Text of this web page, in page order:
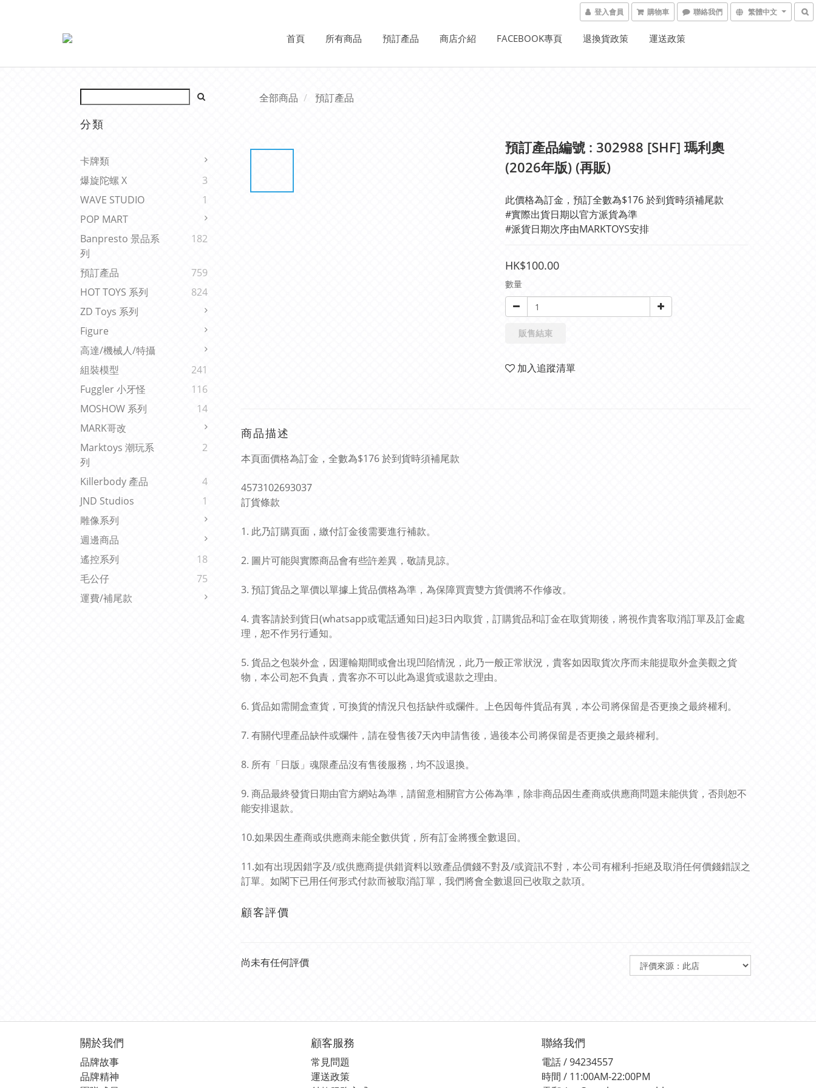
登入會員 購物車 聯絡我們 繁體中文
首頁 所有商品 預訂產品 商店介紹 FACEBOOK專頁 退換貨政策 運送政策
分類
卡牌類
爆旋陀螺 X
3
WAVE STUDIO
1
POP MART
Banpresto 景品系
列
182
預訂產品
759
HOT TOYS 系列
824
ZD Toys 系列
Figure
高達/機械人/特攝
組裝模型
241
Fuggler 小牙怪
116
MOSHOW 系列
14
MARK哥改
Marktoys 潮玩系
列
2
Killerbody 產品
4
JND Studios
1
雕像系列
週邊商品
遙控系列
18
毛公仔
75
運費/補尾款
全部商品 預訂產品
預訂產品編號 : 302988 [SHF] 瑪利奧
(2026年版) (再販)
此價格為訂金，預訂全數為$176 於到貨時須補尾款
#實際出貨日期以官方派貨為準
#派貨日期次序由MARKTOYS安排
HK$100.00
數量
販售結束
加入追蹤清單
商品描述
本頁面價格為訂金，全數為$176 於到貨時須補尾款
4573102693037
訂貨條款
1. 此乃訂購頁面，繳付訂金後需要進行補款。
2. 圖片可能與實際商品會有些許差異，敬請見諒。
3. 預訂貨品之單價以單據上貨品價格為準，為保障買賣雙方貨價將不作修改。
4. 貴客請於到貨日(whatsapp或電話通知日)起3日內取貨，訂購貨品和訂金在取貨期後，將視作貴客取消訂單及訂金處
理，恕不作另行通知。
5. 貨品之包裝外盒，因運輸期間或會出現凹陷情況，此乃一般正常狀況，貴客如因取貨次序而未能提取外盒美觀之貨
物，本公司恕不負責，貴客亦不可以此為退貨或退款之理由。
6. 貨品如需開盒查貨，可換貨的情況只包括缺件或爛件。上色因每件貨品有異，本公司將保留是否更換之最終權利。
7. 有關代理產品缺件或爛件，請在發售後7天內申請售後，過後本公司將保留是否更換之最終權利。
8. 所有「日版」魂限產品沒有售後服務，均不設退換。
9. 商品最終發貨日期由官方網站為準，請留意相關官方公佈為準，除非商品因生產商或供應商問題未能供貨，否則恕不
能安排退款。
10.如果因生產商或供應商未能全數供貨，所有訂金將獲全數退回。
11.如有出現因錯字及/或供應商提供錯資料以致產品價錢不對及/或資訊不對，本公司有權利-拒絕及取消任何價錢錯誤之
訂單。如閣下已用任何形式付款而被取消訂單，我們將會全數退回已收取之款項。
顧客評價
尚未有任何評價
關於我們
品牌故事
品牌精神
顧客服務
常見問題
運送政策
聯絡我們
電話 / 94234557
時間 / 11:00AM-22:00PM